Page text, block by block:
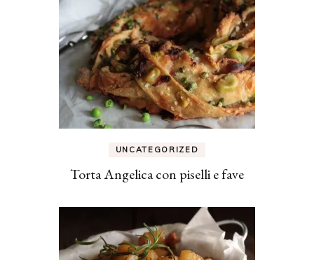
UNCATEGORIZED
Torta Angelica con piselli e fave